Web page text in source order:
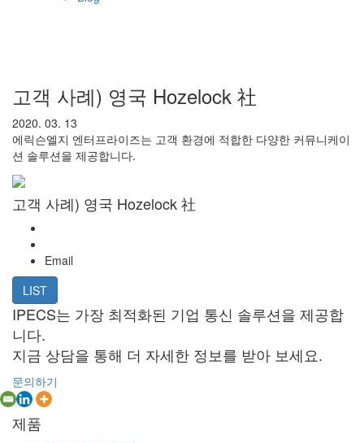
고객 사례) 영국 Hozelock 社
2020. 03. 13
에릭슨엘지 엔터프라이즈는 고객 환경에 적합한 다양한 커뮤니케이
션 솔루션을 제공합니다.
고객 사례) 영국 Hozelock 社
Email
LIST
IPECS는 가장 최적화된 기업 통신 솔루션을 제공합
니다.
지금 상담을 통해 더 자세한 정보를 받아 보세요.
문의하기
제품